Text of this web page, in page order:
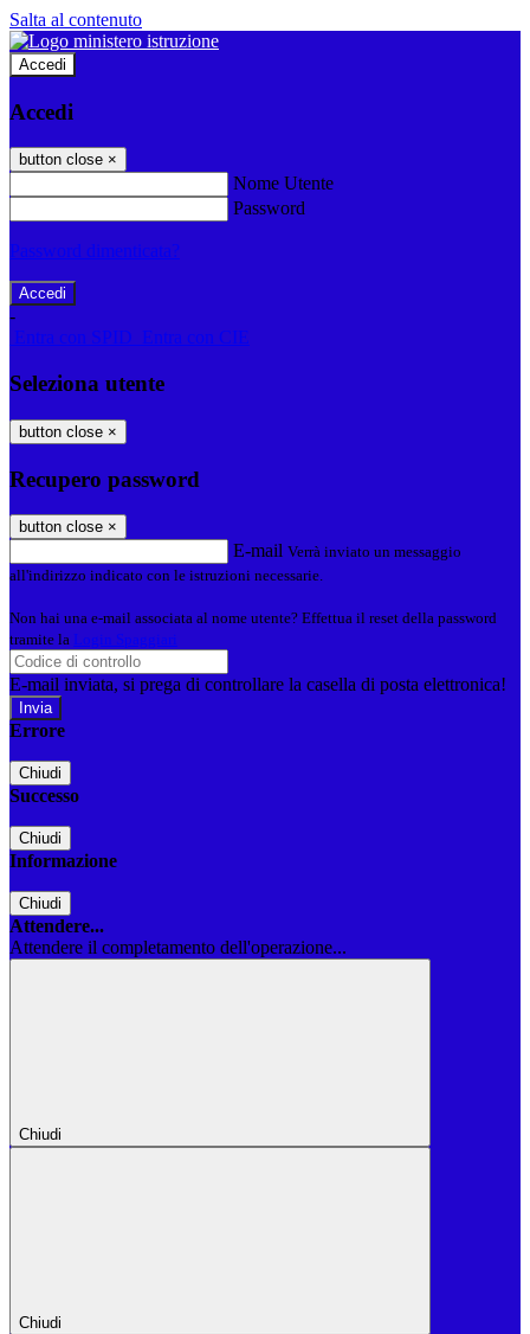
Salta al contenuto
Accedi
Accedi
button close ×
Nome Utente
Password
Password dimenticata?
-
Entra con SPID
Entra con CIE
Seleziona utente
button close ×
Recupero password
button close ×
E-mail Verrà inviato un messaggio
all'indirizzo indicato con le istruzioni necessarie.
Non hai una e-mail associata al nome utente? Effettua il reset della password
tramite la Login Spaggiari
E-mail inviata, si prega di controllare la casella di posta elettronica!
Errore
Chiudi
Successo
Chiudi
Informazione
Chiudi
Attendere...
Attendere il completamento dell'operazione...
Chiudi
Chiudi